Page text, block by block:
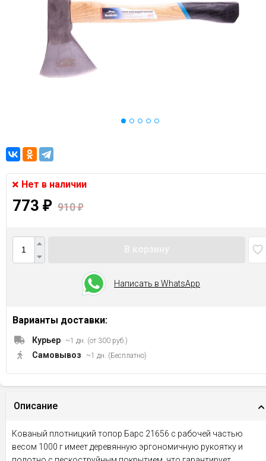
Нет в наличии
773 ₽ 910₽
Написать в WhatsApp
Варианты доставки:
Курьер ~1 дн. (от 300 руб.)
Самовывоз ~1 дн. (Бесплатно)
Описание
Кованый плотницкий топор Барс 21656 с рабочей частью
весом 1000 г имеет деревянную эргономичную рукоятку и